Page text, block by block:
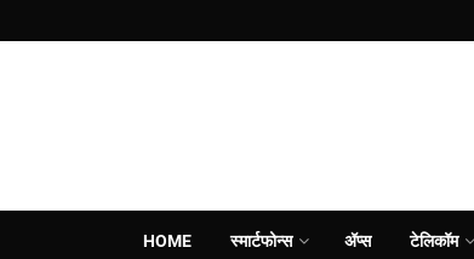
HOME स्मार्टफोन्स ॲप्स टेलिकॉम